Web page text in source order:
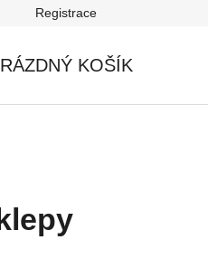
Registrace
KOŠÍK